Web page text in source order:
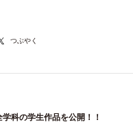
つぶやく
学科の学生作品を公開！！